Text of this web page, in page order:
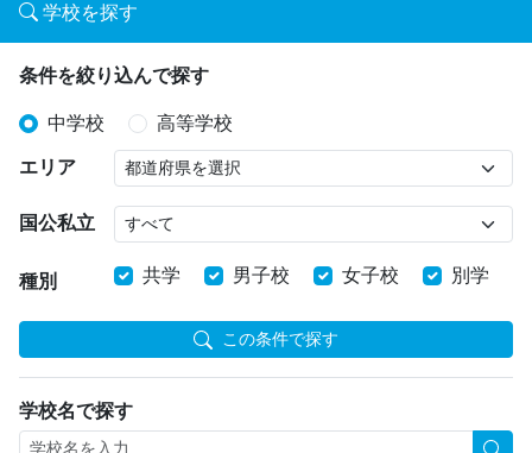
学校を探す
条件を絞り込んで探す
中学校 高等学校
エリア
国公私立
種別 共学 男子校 女子校 別学
この条件で探す
学校名で探す